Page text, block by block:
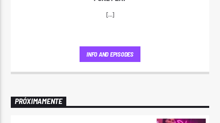
[...]
INFO AND EPISODES
PRÓXIMAMENTE